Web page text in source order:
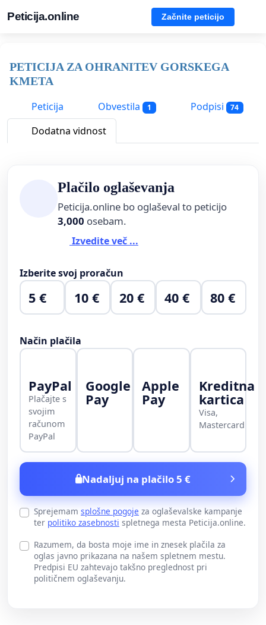
Peticija.online Začnite peticijo
PETICIJA ZA OHRANITEV GORSKEGA
KMETA
Peticija
Obvestila 1 Podpisi 74
Dodatna vidnost
Plačilo oglaševanja
Peticija.online bo oglaševal to peticijo
3,000 osebam.
Izvedite več ...
Izberite svoj proračun
5 € 10 € 20 € 40 € 80 €
Način plačila
PayPal
Plačajte s
svojim
računom
PayPal
Google
Pay
Apple
Pay
Kreditna
kartica
Visa,
Mastercard
Nadaljuj na plačilo 5 €
Sprejemam splošne pogoje za oglaševalske kampanje
ter politiko zasebnosti spletnega mesta Peticija.online.
Razumem, da bosta moje ime in znesek plačila za
oglas javno prikazana na našem spletnem mestu.
Predpisi EU zahtevajo takšno preglednost pri
političnem oglaševanju.